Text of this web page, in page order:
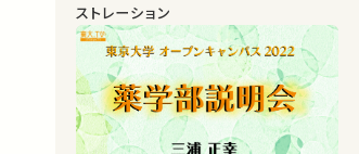
ストレーション